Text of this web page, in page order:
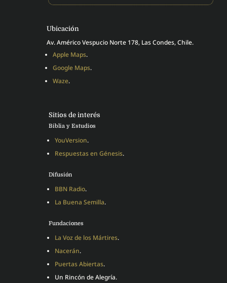
Ubicación
Av. Américo Vespucio Norte 178, Las Condes, Chile.
Apple Maps.
Google Maps.
Waze.
Sitios de interés
Biblia y Estudios
YouVersion.
Respuestas en Génesis.
Difusión
BBN Radio.
La Buena Semilla.
Fundaciones
La Voz de los Mártires.
Nacerán.
Puertas Abiertas.
Un Rincón de Alegría.